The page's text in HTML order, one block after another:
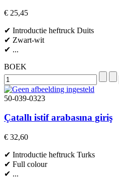
€ 25,45
✔ Introductie heftruck Duits
✔ Zwart-wit
✔ ...
BOEK
50-039-0323
Çatallı istif arabasına giriş
€ 32,60
✔ Introductie heftruck Turks
✔ Full colour
✔ ...